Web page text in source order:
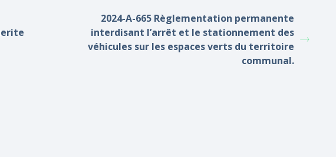
2024-A-665 Règlementation permanente
interdisant l’arrêt et le stationnement des
véhicules sur les espaces verts du territoire
communal.